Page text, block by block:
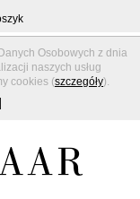
Osobowych z dnia
naszych usług
cookies (szczegóły).